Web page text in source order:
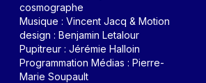
cosmographe
Musique : Vincent Jacq & Motion
design : Benjamin Letalour
Pupitreur : Jérémie Halloin
Programmation Médias : Pierre-
Marie Soupault